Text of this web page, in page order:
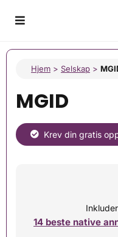
Hjem > Selskap >
MGID
Krev din gratis
14 beste native